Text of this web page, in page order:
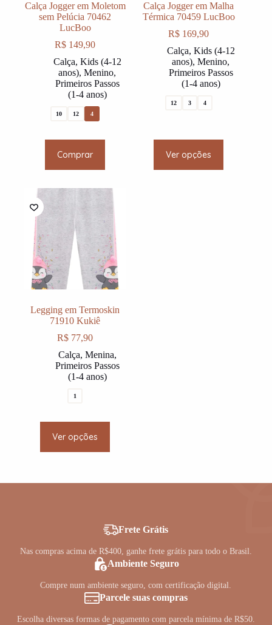
Calça Jogger em Moletom
sem Pelúcia 70462
LucBoo
R$ 149,90
Calça, Kids (4-12
anos),Menino,
Primeiros Passos
(1-4 anos)
10 12 4
Comprar
product
variants.
may
be
chosen
on
the
product
page
Calça Jogger em Malha
Térmica 70459 LucBoo
R$ 169,90
Calça, Kids (4-12
anos),Menino,
Primeiros Passos
(1-4 anos)
12 3 4
Ver opções
product
Legging em Termoskin
71910 Kukiê
R$ 77,90
Calça, Menina,
Primeiros Passos
(1-4 anos)
1
Ver opções
product
The
the
product
Frete Grátis
Nas compras acima de R$400, ganhe frete grátis para todo o Brasil.
Ambiente Seguro
Compre num ambiente seguro, com certificação digital.
Parcele suas compras
Escolha diversas formas de pagamento com parcela mínima de R$50.